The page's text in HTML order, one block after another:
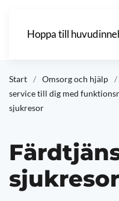
Hoppa till
Start Omsorg och hjälp
service till dig med
sjukresor
sjukresor